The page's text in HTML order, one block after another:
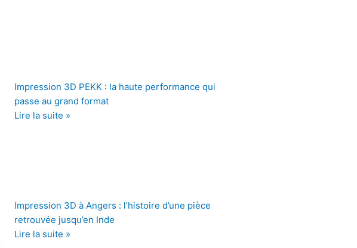
Impression 3D PEKK : la haute performance qui
passe au grand format
Lire la suite »
Impression 3D à Angers : l’histoire d’une pièce
retrouvée jusqu’en Inde
Lire la suite »